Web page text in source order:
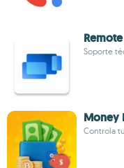
Soporte
Money
Controla